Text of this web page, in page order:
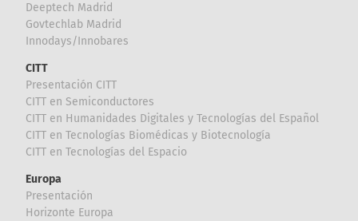
Deeptech Madrid
Govtechlab Madrid
Innodays/Innobares
CITT
Presentación CITT
CITT en Semiconductores
CITT en Humanidades Digitales y Tecnologías del Español
CITT en Tecnologías Biomédicas y Biotecnología
CITT en Tecnologías del Espacio
Europa
Presentación
Horizonte Europa